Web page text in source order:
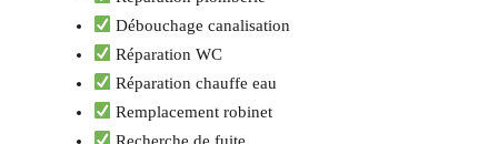
Débouchage canalisation
Réparation WC
Réparation chauffe eau
Remplacement robinet
Recherche de fuite